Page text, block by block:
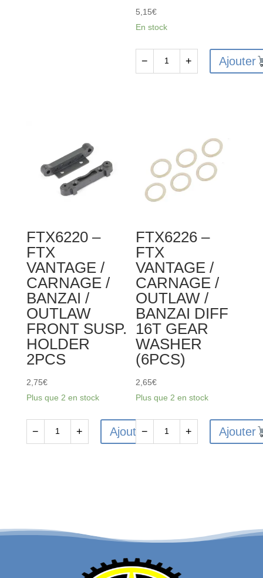
5,15€
En stock
CARNAGE
BANZAI
DIFF
BEVEL
GEARS
SMALL
− + Ajouter
FTX6220 –
FTX
VANTAGE /
CARNAGE /
BANZAI /
OUTLAW
FRONT SUSP.
HOLDER
2PCS
2,75€
Plus que 2 en stock
/
− + Ajouter
FTX6226 –
FTX
VANTAGE /
CARNAGE /
OUTLAW /
BANZAI DIFF
16T GEAR
WASHER
(6PCS)
2,65€
Plus que 2 en stock
CARNAGE
/
OUTLAW
− + Ajouter